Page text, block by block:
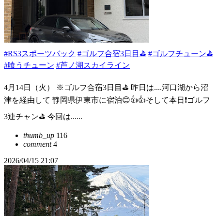
#RS3スポーツバック #ゴルフ合宿3日目⛳️ #ゴルフチューン⛳
#喰うチューン #芦ノ湖スカイライン
4月14日（火） ※ゴルフ合宿3日目⛳️ 昨日は....河口湖から沼
津を経由して 静岡県伊東市に宿泊😊👍👍そして本日❗️ゴルフ
3連チャン⛳️ 今回は......
thumb_up 116
comment4
2026/04/15 21:07